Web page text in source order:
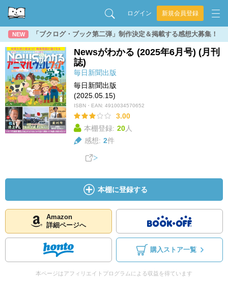
ログイン 新規会員登録
NEW 「ブクログ・ブック第二弾」制作決定＆掲載する感想大募集！
Newsがわかる (2025年6月号) (月刊
誌)
毎日新聞出版
毎日新聞出版
(2025.05.15)
ISBN・EAN: 4910034570652
3.00
本棚登録: 20人
感想: 2件
本棚に登録する
Amazon
詳細ページへ
購入ストア一覧
本ページはアフィリエイトプログラムによる収益を得ています